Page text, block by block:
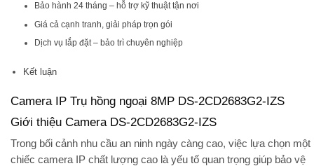
Bảo hành 24 tháng – hỗ trợ kỹ thuật tận nơi
Giá cả cạnh tranh, giải pháp trọn gói
Dịch vụ lắp đặt – bảo trì chuyên nghiệp
Kết luận
Camera IP Trụ hồng ngoại 8MP DS-2CD2683G2-IZS
Giới thiệu Camera DS-2CD2683G2-IZS
Trong bối cảnh nhu cầu an ninh ngày càng cao, việc lựa chọn một
chiếc camera IP chất lượng cao là yếu tố quan trọng giúp bảo vệ